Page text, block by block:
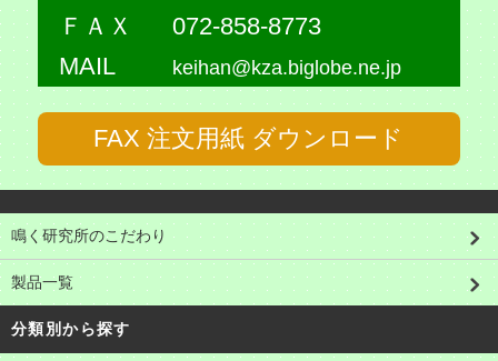
ＦＡＸ
072-858-8773
MAIL
keihan@kza.biglobe.ne.jp
FAX 注文用紙 ダウンロード
鳴く研究所のこだわり
製品一覧
分類別から探す